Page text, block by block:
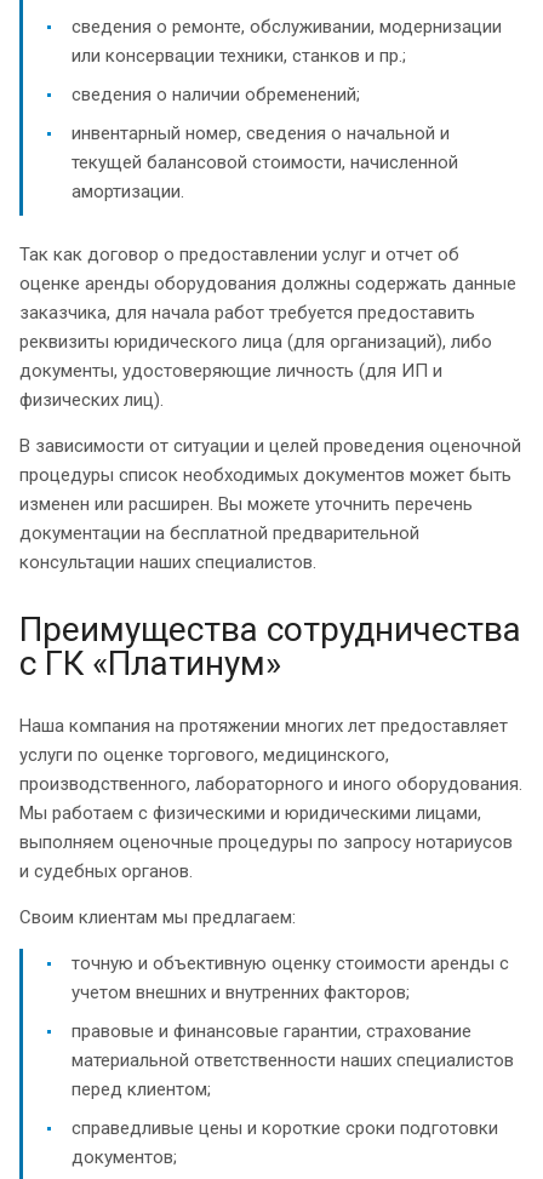
сведения о ремонте, обслуживании, модернизации
или консервации техники, станков и пр.;
сведения о наличии обременений;
инвентарный номер, сведения о начальной и
текущей балансовой стоимости, начисленной
амортизации.
Так как договор о предоставлении услуг и отчет об
оценке аренды оборудования должны содержать данные
заказчика, для начала работ требуется предоставить
реквизиты юридического лица (для организаций), либо
документы, удостоверяющие личность (для ИП и
физических лиц).
В зависимости от ситуации и целей проведения оценочной
процедуры список необходимых документов может быть
изменен или расширен. Вы можете уточнить перечень
документации на бесплатной предварительной
консультации наших специалистов.
Преимущества сотрудничества
с ГК «Платинум»
Наша компания на протяжении многих лет предоставляет
услуги по оценке торгового, медицинского,
производственного, лабораторного и иного оборудования.
Мы работаем с физическими и юридическими лицами,
выполняем оценочные процедуры по запросу нотариусов
и судебных органов.
Своим клиентам мы предлагаем:
точную и объективную оценку стоимости аренды с
учетом внешних и внутренних факторов;
правовые и финансовые гарантии, страхование
материальной ответственности наших специалистов
перед клиентом;
справедливые цены и короткие сроки подготовки
документов;